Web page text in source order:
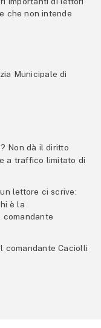
che non intende
Municipale di
Non dà il diritto
a traffico limitato di
lettore ci scrive:
è la
comandante
comandante Caciolli